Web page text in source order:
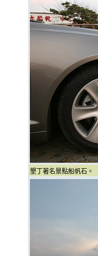
墾丁著名景點船帆石。